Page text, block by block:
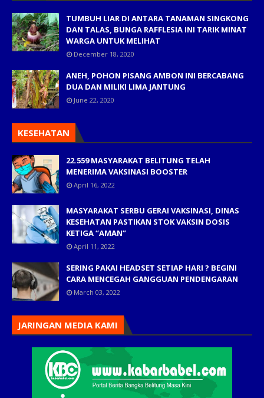
TUMBUH LIAR DI ANTARA TANAMAN SINGKONG
DAN TALAS, BUNGA RAFFLESIA INI TARIK MINAT
WARGA UNTUK MELIHAT
December 18, 2020
ANEH, POHON PISANG AMBON INI BERCABANG
DUA DAN MILIKI LIMA JANTUNG
June 22, 2020
KESEHATAN
22.559 MASYARAKAT BELITUNG TELAH
MENERIMA VAKSINASI BOOSTER
April 16, 2022
MASYARAKAT SERBU GERAI VAKSINASI, DINAS
KESEHATAN PASTIKAN STOK VAKSIN DOSIS
KETIGA “AMAN”
April 11, 2022
SERING PAKAI HEADSET SETIAP HARI ? BEGINI
CARA MENCEGAH GANGGUAN PENDENGARAN
March 03, 2022
JARINGAN MEDIA KAMI